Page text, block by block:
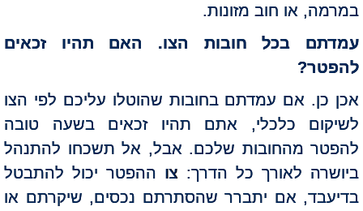
במרמה, או חוב מזונות.
עמדתם בכל חובות הצו. האם תהיו זכאים
להפטר?
אכן כן. אם עמדתם בחובות שהוטלו עליכם לפי הצו
לשיקום כלכלי, אתם תהיו זכאים בשעה טובה
להפטר מהחובות שלכם. אבל, אל תשכחו להתנהל
ביושרה לאורך כל הדרך: צו ההפטר יכול להתבטל
בדיעבד, אם יתברר שהסתרתם נכסים, שיקרתם או